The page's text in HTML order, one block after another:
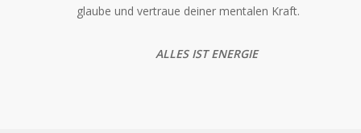
glaube und vertraue deiner mentalen Kraft.
ALLES IST ENERGIE